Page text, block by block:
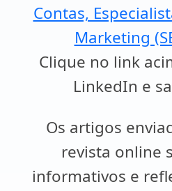
Contas,
Marketing
Clique no link
LinkedIn e
Os artigos
revista online
informativos e